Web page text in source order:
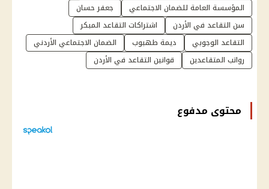
المؤسسة العامة للضمان الاجتماعي
جعفر حسان
سن التقاعد في الأردن
اشتراكات التقاعد المبكر
التقاعد الوجوبي
ديمة طهبوب
الضمان الاجتماعي الأردني
رواتب المتقاعدين
قوانين التقاعد في الأردن
محتوى مدفوع